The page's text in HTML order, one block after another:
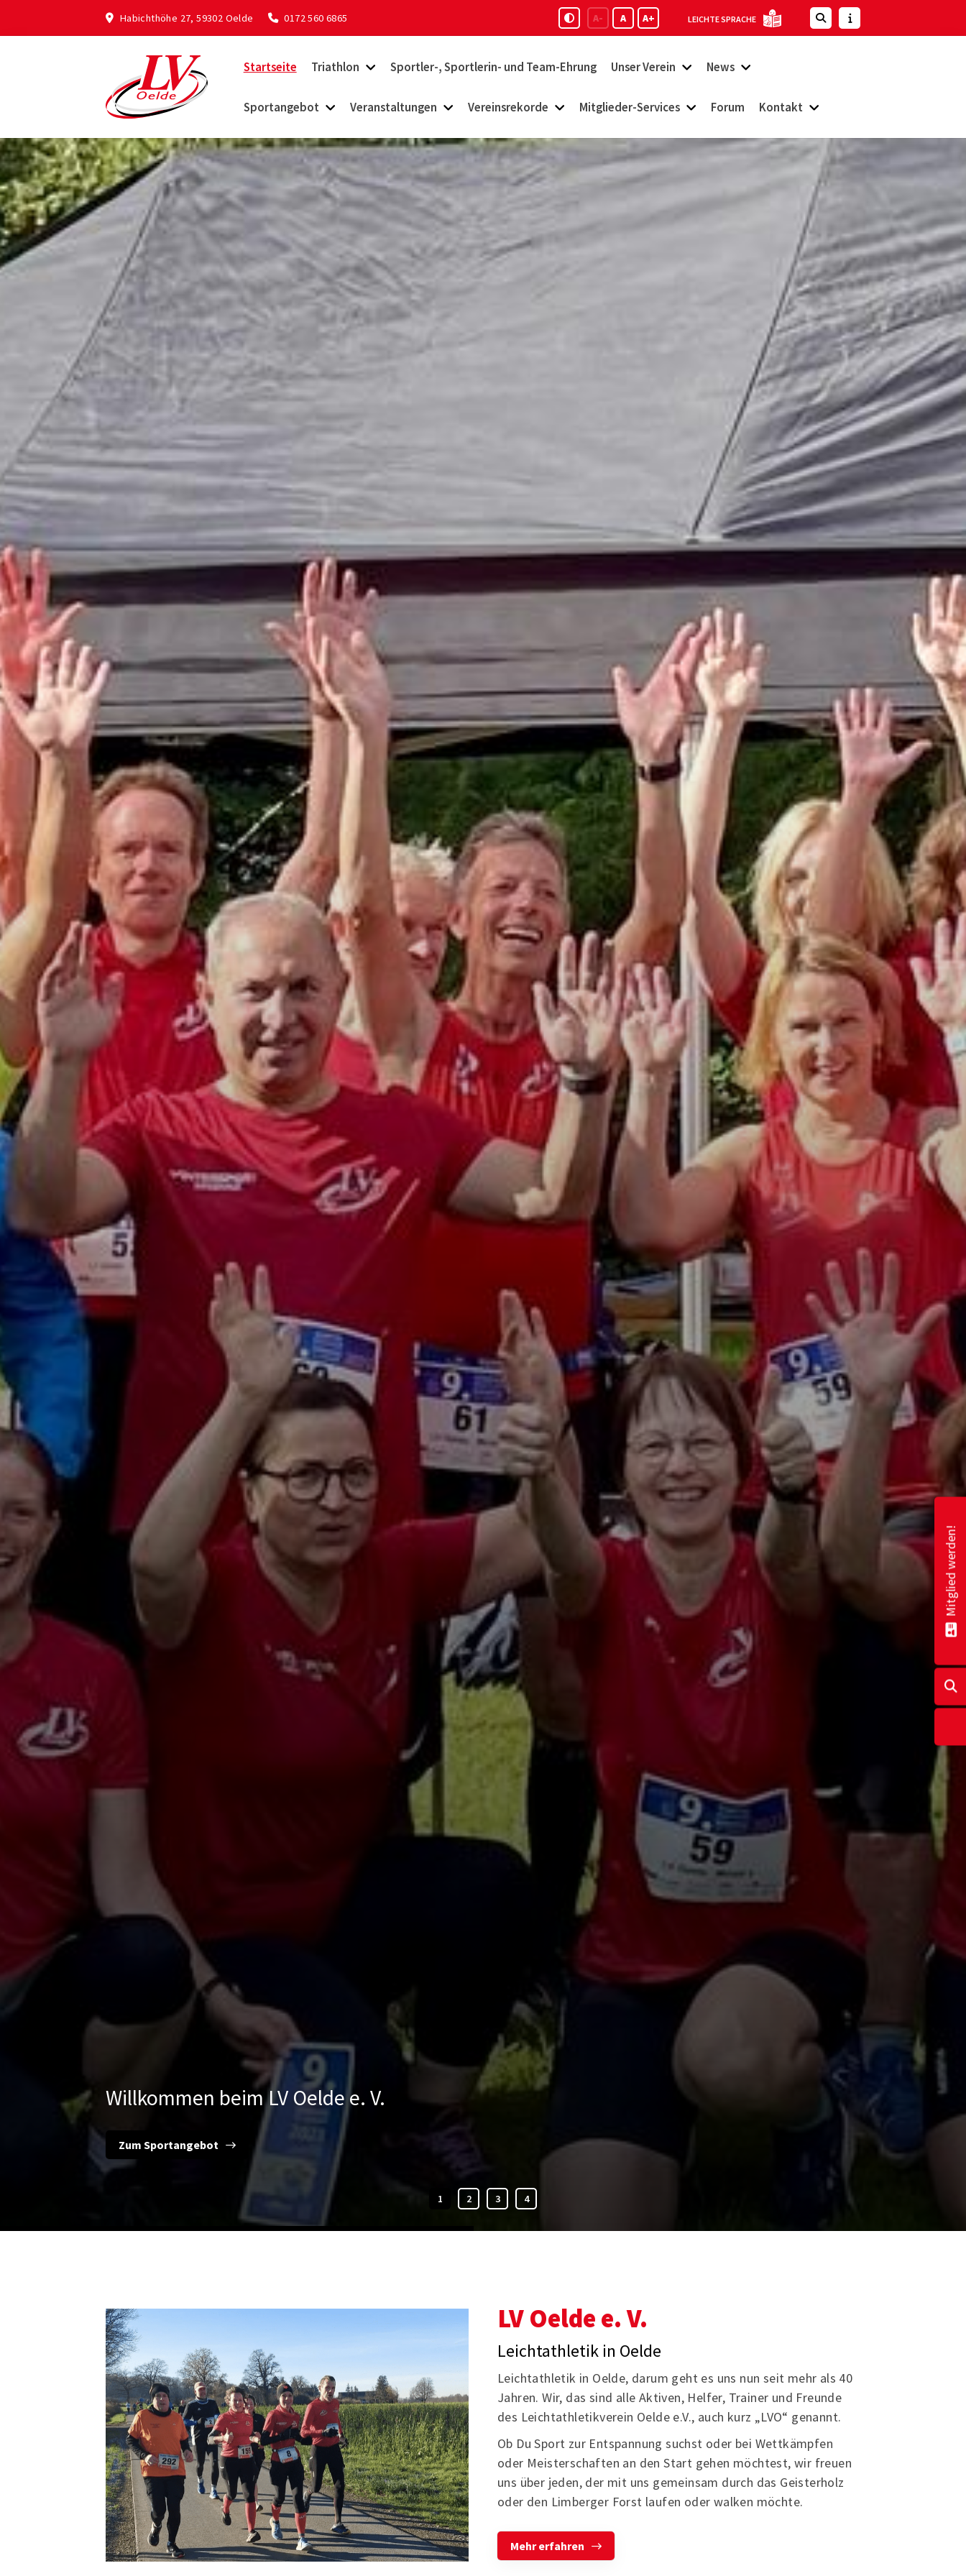
Habichthöhe 27, 59302 Oelde 0172 560 6865 A- A A+ LEICHTE SPRACHE
Startseite Triathlon Sportler-, Sportlerin- und Team-Ehrung Unser Verein News
Sportangebot Veranstaltungen Vereinsrekorde Mitglieder-Services Forum Kontakt
Willkommen beim LV Oelde e. V.
Zum Sportangebot
LV Oelde e. V.
Leichtathletik in Oelde
Leichtathletik in Oelde, darum geht es uns nun seit mehr als 40
Jahren. Wir, das sind alle Aktiven, Helfer, Trainer und Freunde
des Leichtathletikverein Oelde e.V., auch kurz „LVO“ genannt.
Ob Du Sport zur Entspannung suchst oder bei Wettkämpfen
oder Meisterschaften an den Start gehen möchtest, wir freuen
uns über jeden, der mit uns gemeinsam durch das Geisterholz
oder den Limberger Forst laufen oder walken möchte.
Mehr erfahren
Mitglied werden!
Sportangebote finden
Sportsuche
Ausfälle und Vertretungen
Deutsches Sportabzeichen
Mitglieder-Service
Alles zur Mitgliedschaft
Downloads
Termine
Fragen & Antworten
Geschäftsstelle
LV Oelde e. V.
Habichthöhe 27
59302 Oelde
0172 560 6865
info@lv-oelde.de